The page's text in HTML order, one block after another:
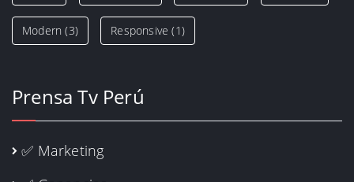
Modern (3) Responsive (1)
Prensa Tv Perú
✅ Marketing